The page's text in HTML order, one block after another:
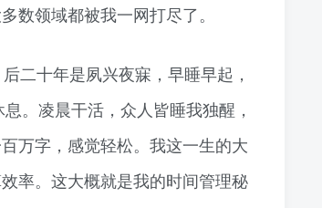
数领域都被我一网打尽了。
二十年是夙兴夜寐，早睡早起，
。凌晨干活，众人皆睡我独醒，
万字，感觉轻松。我这一生的大
率。这大概就是我的时间管理秘